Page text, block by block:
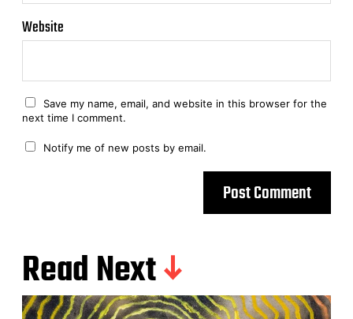
Website
Save my name, email, and website in this browser for the
next time I comment.
Notify me of new posts by email.
Read Next